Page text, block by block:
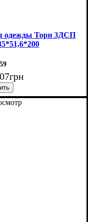
одежды Торн 3ДСП
грн